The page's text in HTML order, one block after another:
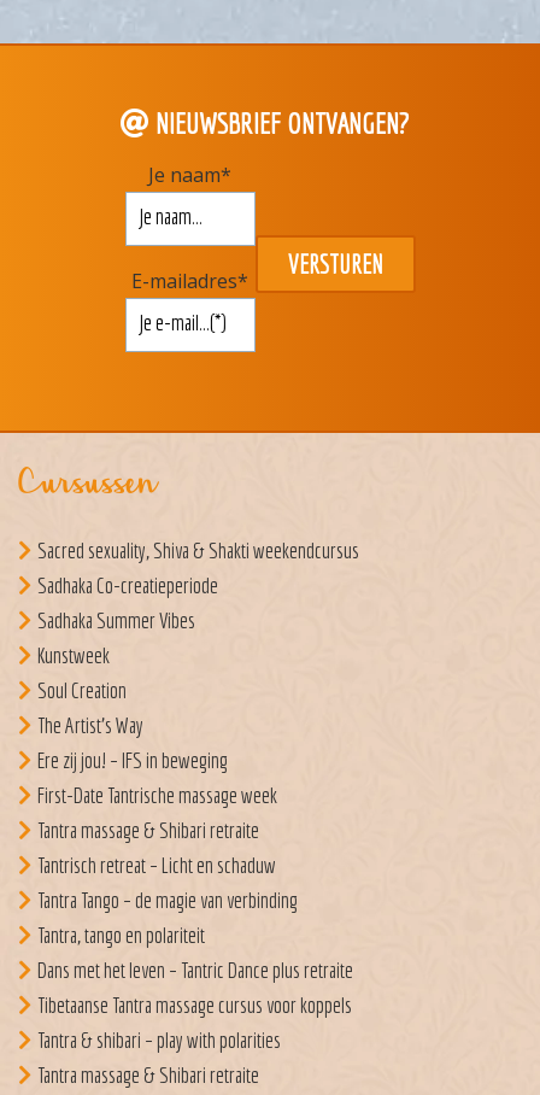
NIEUWSBRIEF ONTVANGEN?
Je naam*
E-mailadres*
Cursussen
Sacred sexuality, Shiva & Shakti weekendcursus
Sadhaka Co-creatieperiode
Sadhaka Summer Vibes
Kunstweek
Soul Creation
The Artist’s Way
Ere zij jou! – IFS in beweging
First-Date Tantrische massage week
Tantra massage & Shibari retraite
Tantrisch retreat – Licht en schaduw
Tantra Tango – de magie van verbinding
Tantra, tango en polariteit
Dans met het leven – Tantric Dance plus retraite
Tibetaanse Tantra massage cursus voor koppels
Tantra & shibari – play with polarities
Tantra massage & Shibari retraite